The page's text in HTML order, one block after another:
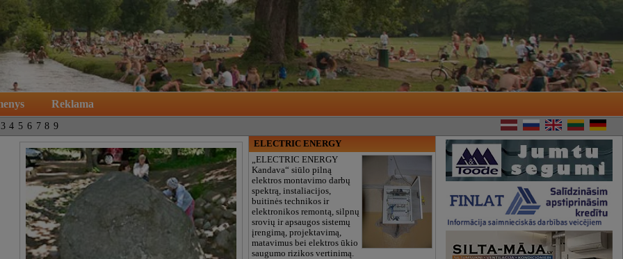
Reklama
3 4 5 6 7 8 9
ELECTRIC ENERGY
„ELECTRIC ENERGY
Kandava“ siūlo pilną
elektros montavimo darbų
spektrą, instaliacijos,
buitinės technikos ir
elektronikos remontą, silpnų
srovių ir apsaugos sistemų
įrengimą, projektavimą,
matavimus bei elektros ūkio
saugumo rizikos vertinimą.